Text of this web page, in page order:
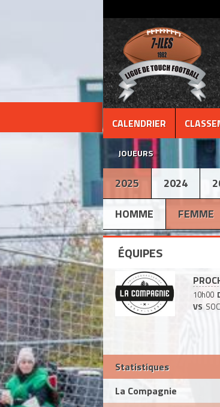
CALENDRIER
JOUEURS
2025 2024
HOMME
FEMME
ÉQUIPES
10h00
VS
Statistiques
La Compagnie